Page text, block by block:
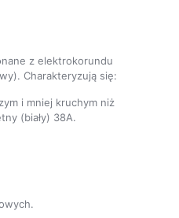
z elektrokorundu
Charakteryzują się:
i mniej kruchym niż
(biały) 38A.